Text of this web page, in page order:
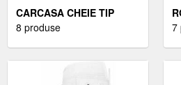
CARCASA CHEIE TIP
BRICEAG PENTRU OPEL,
8 produse 7